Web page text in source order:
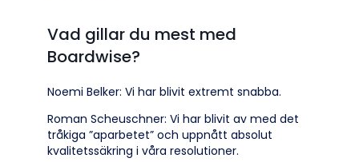
Vad gillar du mest med
Boardwise?
Noemi Belker: Vi har blivit extremt snabba.
Roman Scheuschner: Vi har blivit av med det
tråkiga ”aparbetet” och uppnått absolut
kvalitetssäkring i våra resolutioner.